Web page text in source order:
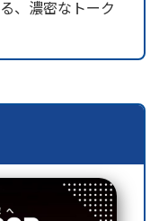
、濃密なトーク